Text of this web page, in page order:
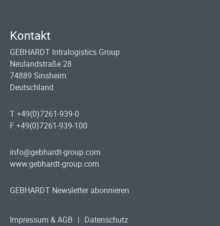
Kontakt
GEBHARDT Intralogistics Group
Neulandstraße 28
74889 Sinsheim
Deutschland
T +49(0)7261-939-0
F +49(0)7261-939-100
info@gebhardt-group.com
www.gebhardt-group.com
GEBHARDT Newsletter abonnieren
Impressum & AGB | Datenschutz